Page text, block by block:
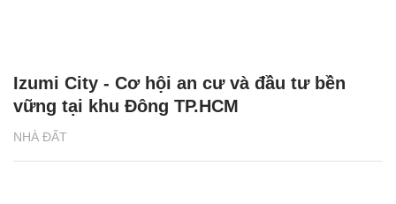
NHÀ ĐẤT
Izumi City - Cơ hội an cư và đầu tư bền
vững tại khu Đông TP.HCM